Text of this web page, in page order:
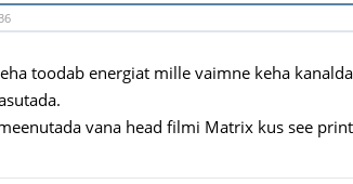
toodab energiat mille vaimne keha
vana head filmi Matrix kus see